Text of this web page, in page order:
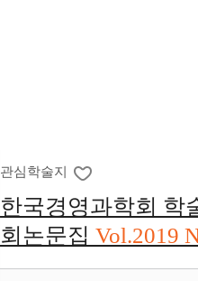
관심학술지
한국경영과학회 학
회논문집 Vol.2019